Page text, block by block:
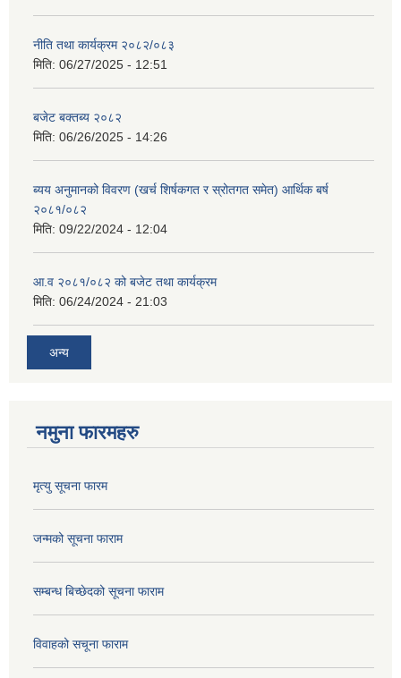
नीति तथा कार्यक्रम २०८२/०८३
मिति: 06/27/2025 - 12:51
बजेट बक्तब्य २०८२
मिति: 06/26/2025 - 14:26
ब्यय अनुमानको विवरण (खर्च शिर्षकगत र स्रोतगत समेत) आर्थिक बर्ष
२०८१/०८२
मिति: 09/22/2024 - 12:04
आ.व २०८१/०८२ को बजेट तथा कार्यक्रम
मिति: 06/24/2024 - 21:03
अन्य
नमुना फारमहरु
मृत्यु सूचना फारम
जन्मको सूचना फाराम
सम्बन्ध बिच्छेदको सूचना फाराम
विवाहको सचूना फाराम